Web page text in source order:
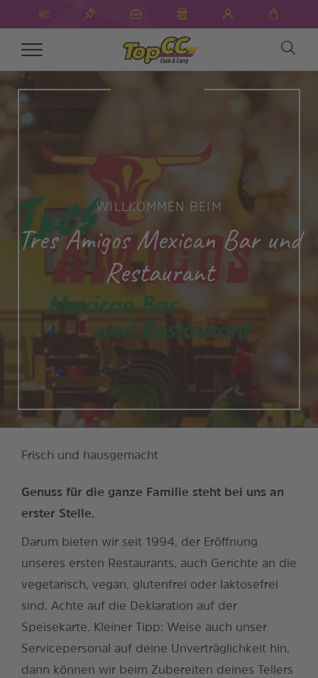
Toggle
WILLKOMMEN BEIM
Tres Amigos Mexican Bar und
Restaurant
Frisch und hausgemacht
Genuss für die ganze Familie steht bei uns an
erster Stelle.
Darum bieten wir seit 1994, der Eröffnung
unseres ersten Restaurants, auch Gerichte an die
vegetarisch, vegan, glutenfrei oder laktosefrei
sind. Achte auf die Deklaration auf der
Speisekarte. Kleiner Tipp: Weise auch unser
Servicepersonal auf deine Unverträglichkeit hin,
dann können wir beim Zubereiten deines Tellers